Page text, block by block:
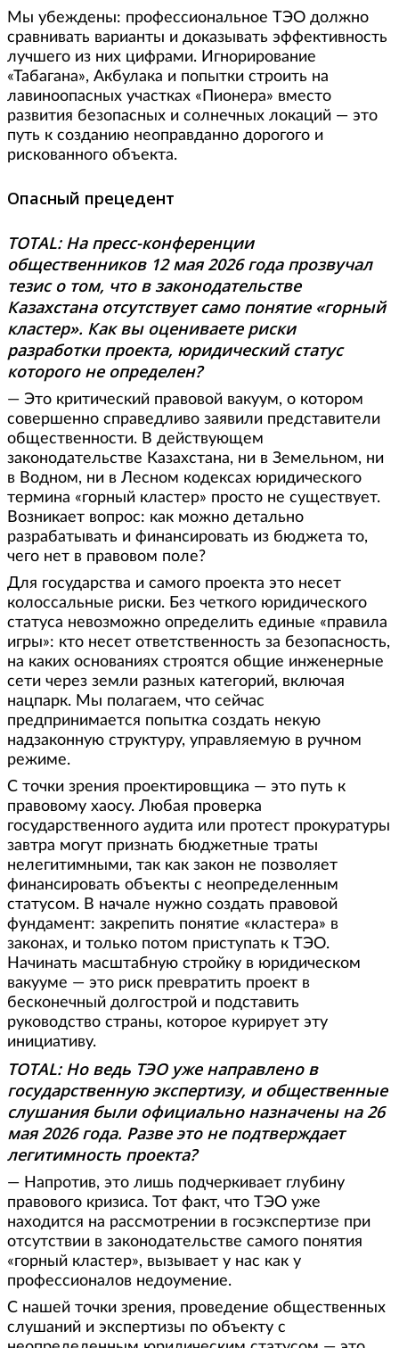
Мы убеждены: профессиональное ТЭО должно
сравнивать варианты и доказывать эффективность
лучшего из них цифрами. Игнорирование
«Табагана», Акбулака и попытки строить на
лавиноопасных участках «Пионера» вместо
развития безопасных и солнечных локаций — это
путь к созданию неоправданно дорогого и
рискованного объекта.
Опасный прецедент
TOTAL: На пресс-конференции
общественников 12 мая 2026 года прозвучал
тезис о том, что в законодательстве
Казахстана отсутствует само понятие «горный
кластер». Как вы оцениваете риски
разработки проекта, юридический статус
которого не определен?
— Это критический правовой вакуум, о котором
совершенно справедливо заявили представители
общественности. В действующем
законодательстве Казахстана, ни в Земельном, ни
в Водном, ни в Лесном кодексах юридического
термина «горный кластер» просто не существует.
Возникает вопрос: как можно детально
разрабатывать и финансировать из бюджета то,
чего нет в правовом поле?
Для государства и самого проекта это несет
колоссальные риски. Без четкого юридического
статуса невозможно определить единые «правила
игры»: кто несет ответственность за безопасность,
на каких основаниях строятся общие инженерные
сети через земли разных категорий, включая
нацпарк. Мы полагаем, что сейчас
предпринимается попытка создать некую
надзаконную структуру, управляемую в ручном
режиме.
С точки зрения проектировщика — это путь к
правовому хаосу. Любая проверка
государственного аудита или протест прокуратуры
завтра могут признать бюджетные траты
нелегитимными, так как закон не позволяет
финансировать объекты с неопределенным
статусом. В начале нужно создать правовой
фундамент: закрепить понятие «кластера» в
законах, и только потом приступать к ТЭО.
Начинать масштабную стройку в юридическом
вакууме — это риск превратить проект в
бесконечный долгострой и подставить
руководство страны, которое курирует эту
инициативу.
TOTAL: Но ведь ТЭО уже направлено в
государственную экспертизу, и общественные
слушания были официально назначены на 26
мая 2026 года. Разве это не подтверждает
легитимность проекта?
— Напротив, это лишь подчеркивает глубину
правового кризиса. Тот факт, что ТЭО уже
находится на рассмотрении в госэкспертизе при
отсутствии в законодательстве самого понятия
«горный кластер», вызывает у нас как у
профессионалов недоумение.
С нашей точки зрения, проведение общественных
слушаний и экспертизы по объекту с